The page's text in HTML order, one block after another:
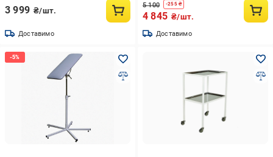
3 999 ₴/шт.
Доставимо
5 100 -255₴
4 845 ₴/шт.
Доставимо